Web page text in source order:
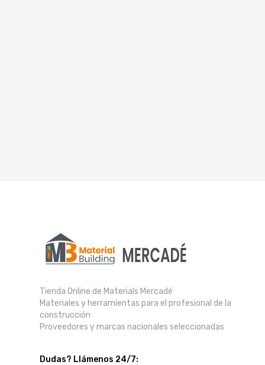
Tienda Online de Materials Mercadé
Materiales y herramientas para el profesional de la
construcción
Proveedores y marcas nacionales seleccionadas
Dudas? Llámenos 24/7: